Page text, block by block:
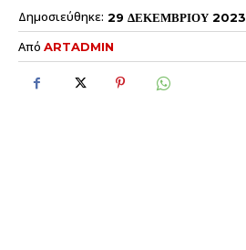
Δημοσιεύθηκε: 29 ΔΕΚΕΜΒΡΙΟΥ 2023
Από ARTADMIN